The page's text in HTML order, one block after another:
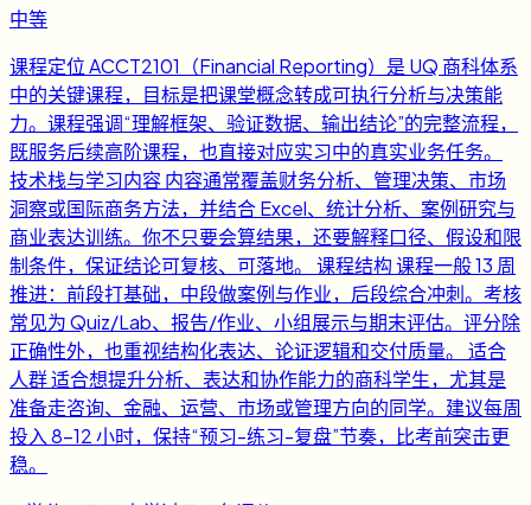
中等
课程定位 ACCT2101（Financial Reporting）是 UQ 商科体系
中的关键课程，目标是把课堂概念转成可执行分析与决策能
力。课程强调“理解框架、验证数据、输出结论”的完整流程，
既服务后续高阶课程，也直接对应实习中的真实业务任务。
技术栈与学习内容 内容通常覆盖财务分析、管理决策、市场
洞察或国际商务方法，并结合 Excel、统计分析、案例研究与
商业表达训练。你不只要会算结果，还要解释口径、假设和限
制条件，保证结论可复核、可落地。 课程结构 课程一般 13 周
推进：前段打基础，中段做案例与作业，后段综合冲刺。考核
常见为 Quiz/Lab、报告/作业、小组展示与期末评估。评分除
正确性外，也重视结构化表达、论证逻辑和交付质量。 适合
人群 适合想提升分析、表达和协作能力的商科学生，尤其是
准备走咨询、金融、运营、市场或管理方向的同学。建议每周
投入 8-12 小时，保持“预习-练习-复盘”节奏，比考前突击更
稳。